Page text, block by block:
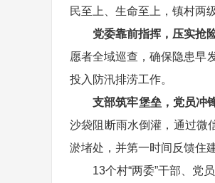
民至上、生命至上，镇村两
党委靠前指挥，压实抢
愿者全域巡查，确保隐患早
投入防汛排涝工作。
支部筑牢堡垒，党员冲
沙袋阻断雨水倒灌，通过微
淤堵处，并第一时间反馈住
13个村“两委”干部、党